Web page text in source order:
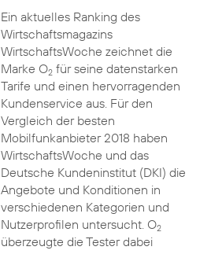
Ein aktuelles Ranking des
Wirtschaftsmagazins
WirtschaftsWoche zeichnet die
Marke O2für seine datenstarken
Tarife und einen hervorragenden
Kundenservice aus. Für den
Vergleich der besten
Mobilfunkanbieter 2018 haben
WirtschaftsWoche und das
Deutsche Kundeninstitut (DKI) die
Angebote und Konditionen in
verschiedenen Kategorien und
Nutzerprofilen untersucht. O2
überzeugte die Tester dabei